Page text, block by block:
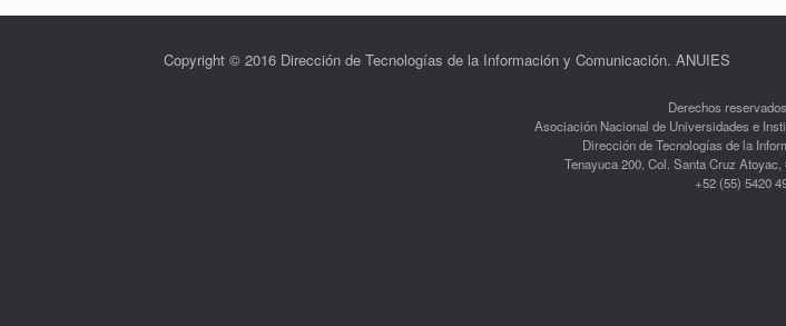
Copyright © 2016 Dirección de Tecnologías de la Información y Comunicación. ANUIES
Derechos
Asociación Nacional de Universidades e
Dirección de Tecnologías de la
Tenayuca 200, Col. Santa Cruz
+52 (55) 5420